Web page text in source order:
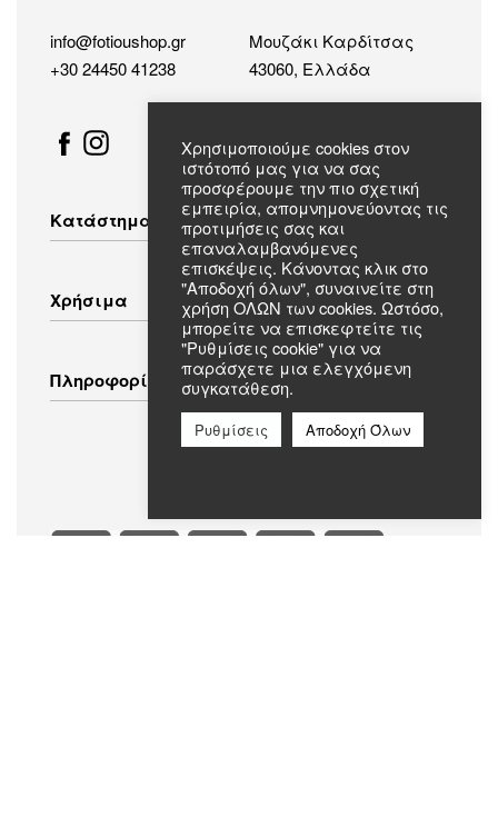
info@fotioushop.gr
+30 24450 41238
Μουζάκι Καρδίτσας
43060, Ελλάδα
Κατάστημα
Λευκές Συσκευές
Οικιακός Εξοπλισμός
Ενδύματα
Χρήσιμα
Τρόποι Αποστολής
Τρόποι Πληρωμής
Πολιτική Επιστροφών
Πολιτική Απορρήτου
Πληροφορίες
Συχνές Ερωτήσεις
Χρησιμοποιούμε cookies στον
ιστότοπό μας για να σας
προσφέρουμε την πιο σχετική
εμπειρία, απομνημονεύοντας τις
προτιμήσεις σας και
επαναλαμβανόμενες
επισκέψεις. Κάνοντας κλικ στο
"Αποδοχή όλων", συναινείτε στη
χρήση ΟΛΩΝ των cookies. Ωστόσο,
μπορείτε να επισκεφτείτε τις
"Ρυθμίσεις cookie" για να
παράσχετε μια ελεγχόμενη
συγκατάθεση.
Ρυθμίσεις Αποδοχή Όλων